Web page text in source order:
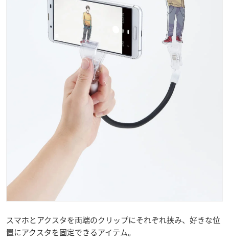
スマホとアクスタを両端のクリップにそれぞれ挟み、好きな位
置にアクスタを固定できるアイテム。